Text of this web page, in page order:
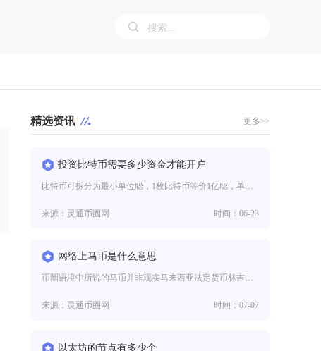
精选资讯 更多>>
投资比特币需要多少资金才能开户
比特币可拆分为最小单位聪，1枚比特币等价1亿聪，单从币种拆分规则上看似几十元就能小额购入零碎份额，但该交易场景没有国内合
来源：灵通币圈网 时间：06-23
网络上马币是什么意思
币圈语境中所说的马币并非现实马来西亚法定货币林吉特，而是圈内玩家对各类蹭热点、炒作叙事、毫无实际落地价值的空气类山寨加密
来源：灵通币圈网 时间：07-07
以太坊的节点有多少个